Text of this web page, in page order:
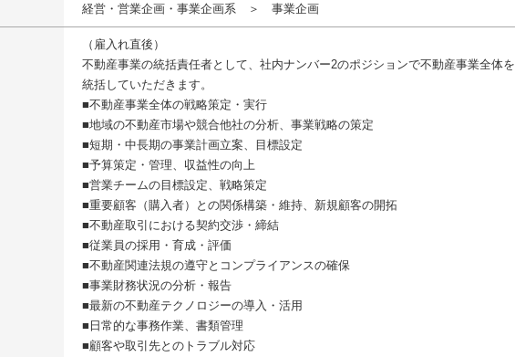
経営・営業企画・事業企画系 ＞ 事業企画
（雇入れ直後）
不動産事業の統括責任者として、社内ナンバー2のポジションで不動産事業全体を
統括していただきます。
■不動産事業全体の戦略策定・実行
■地域の不動産市場や競合他社の分析、事業戦略の策定
■短期・中長期の事業計画立案、目標設定
■予算策定・管理、収益性の向上
■営業チームの目標設定、戦略策定
■重要顧客（購入者）との関係構築・維持、新規顧客の開拓
■不動産取引における契約交渉・締結
■従業員の採用・育成・評価
■不動産関連法規の遵守とコンプライアンスの確保
■事業財務状況の分析・報告
■最新の不動産テクノロジーの導入・活用
■日常的な事務作業、書類管理
■顧客や取引先とのトラブル対応